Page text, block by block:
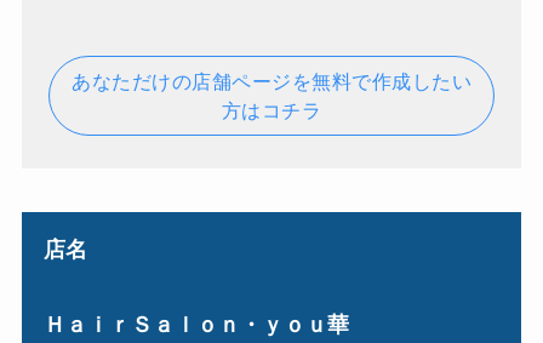
あなただけの店舗ページを無料で作成したい
方はコチラ
店名
ＨａｉｒＳａｌｏｎ・ｙｏｕ華